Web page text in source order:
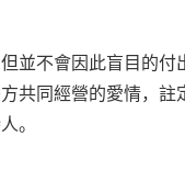
並不會因此盲目的
共同經營的愛情，
。